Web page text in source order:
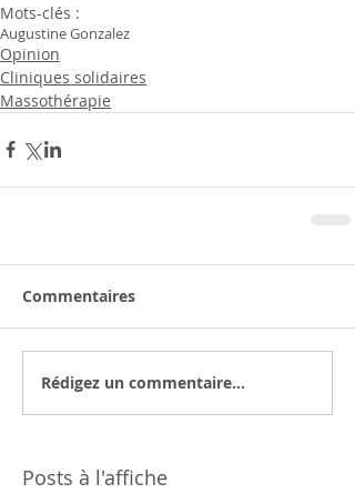
Mots-clés :
Augustine Gonzalez
Opinion
Cliniques solidaires
Massothérapie
Commentaires
Rédigez un commentaire...
Posts à l'affiche